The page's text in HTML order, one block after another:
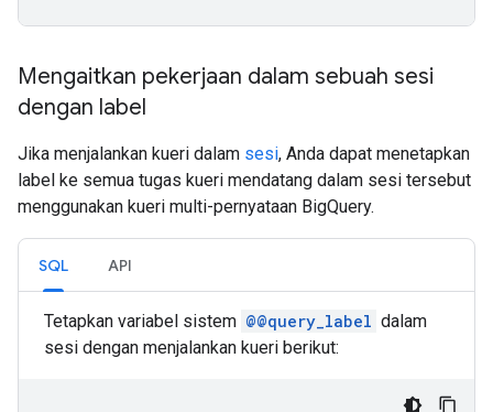
Mengaitkan pekerjaan dalam sebuah sesi
dengan label
Jika menjalankan kueri dalam sesi, Anda dapat menetapkan
label ke semua tugas kueri mendatang dalam sesi tersebut
menggunakan kueri multi-pernyataan BigQuery.
SQL API
Tetapkan variabel sistem @@query_label dalam
sesi dengan menjalankan kueri berikut: